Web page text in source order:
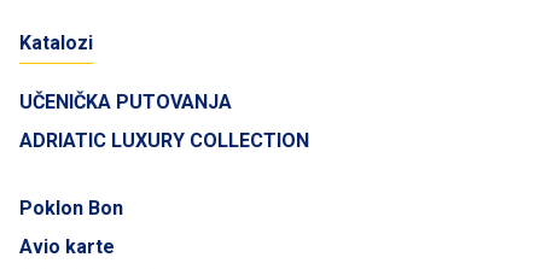
Katalozi
UČENIČKA PUTOVANJA
ADRIATIC LUXURY COLLECTION
Poklon Bon
Avio karte